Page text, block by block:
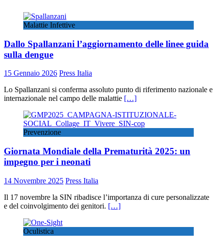
Malattie Infettive
Dallo Spallanzani l’aggiornamento delle linee guida
sulla dengue
15 Gennaio 2026 Press Italia
Lo Spallanzani si conferma assoluto punto di riferimento nazionale e
internazionale nel campo delle malattie […]
Prevenzione
Giornata Mondiale della Prematurità 2025: un
impegno per i neonati
14 Novembre 2025 Press Italia
Il 17 novembre la SIN ribadisce l’importanza di cure personalizzate
e del coinvolgimento dei genitori. […]
Oculistica